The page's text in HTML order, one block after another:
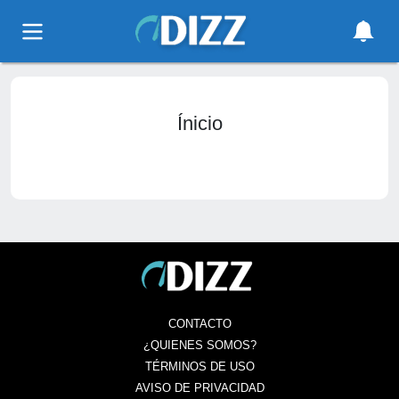
Ínicio
CONTACTO
¿QUIENES SOMOS?
TÉRMINOS DE USO
AVISO DE PRIVACIDAD